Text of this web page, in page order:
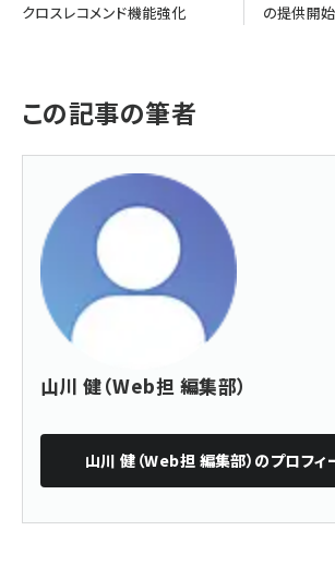
クロスレコメンド機能強化
の提供開
この記事の筆者
山川 健（Web担 編集部）
山川 健（Web担 編集部） のプロフィ